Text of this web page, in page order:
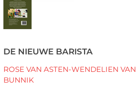
DE NIEUWE BARISTA
ROSE VAN ASTEN-WENDELIEN VAN
BUNNIK